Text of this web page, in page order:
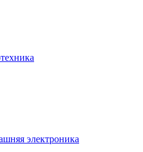
электроника